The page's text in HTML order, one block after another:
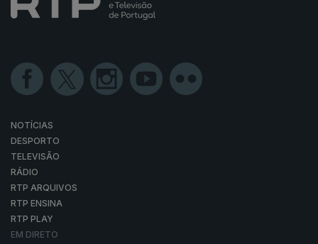
NOTÍCIAS
DESPORTO
TELEVISÃO
RÁDIO
RTP ARQUIVOS
RTP ENSINA
RTP PLAY
EM DIRETO